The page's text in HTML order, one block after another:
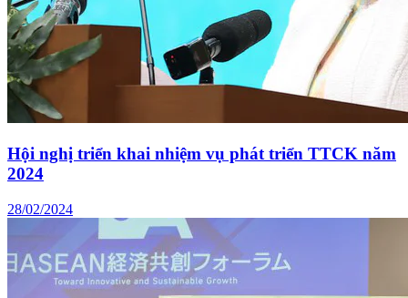
Hội nghị triển khai nhiệm vụ phát triển TTCK năm
2024
28/02/2024